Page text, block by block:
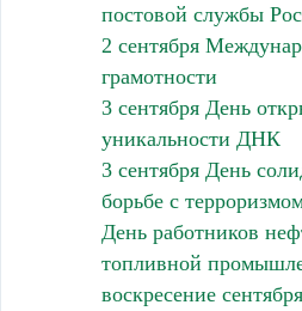
постовой службы
2 сентября
грамотности
3 сентября День
уникальности ДНК
3 сентября День
борьбе с
День работников
топливной
воскресение сентября